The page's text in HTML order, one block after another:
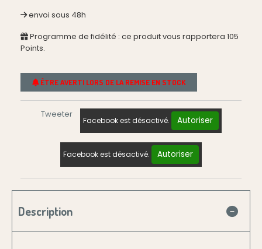
envoi sous 48h
Programme de fidélité : ce produit vous rapportera 105
Points.
ÊTRE AVERTI LORS DE LA REMISE EN STOCK
Tweeter
Facebook est désactivé. Autoriser
Facebook est désactivé. Autoriser
Description